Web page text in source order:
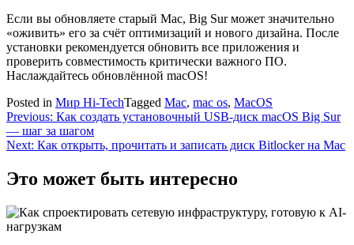
Если вы обновляете старый Mac, Big Sur может значительно
«оживить» его за счёт оптимизаций и нового дизайна. После
установки рекомендуется обновить все приложения и
проверить совместимость критически важного ПО.
Наслаждайтесь обновлённой macOS!
Posted in Мир Hi-TechTagged Mac, mac os, MacOS
Навигация
по
Previous: Как создать установочный USB-диск macOS Big Sur
— шаг за шагом
Next: Как открыть, прочитать и записать диск Bitlocker на Mac
Это может быть интересно